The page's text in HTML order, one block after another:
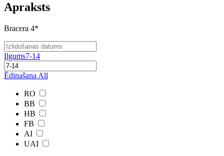
Apraksts
Bracera 4*
Ilgums7-14
Ēdinašana All
RO
BB
HB
FB
AI
UAI